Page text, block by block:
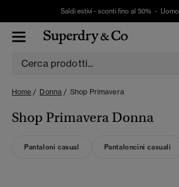
Saldi estivi - sconti fino al 50% - Uomo
Home Donna Shop Primavera
Shop Primavera Donna
Pantaloni casual Pantaloncini casuali